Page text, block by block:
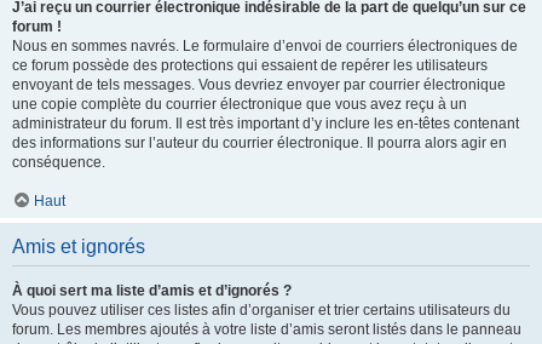
J’ai reçu un courrier électronique indésirable de la part de quelqu’un sur ce
forum !
Nous en sommes navrés. Le formulaire d’envoi de courriers électroniques de
ce forum possède des protections qui essaient de repérer les utilisateurs
envoyant de tels messages. Vous devriez envoyer par courrier électronique
une copie complète du courrier électronique que vous avez reçu à un
administrateur du forum. Il est très important d’y inclure les en-têtes contenant
des informations sur l’auteur du courrier électronique. Il pourra alors agir en
conséquence.
Haut
Amis et ignorés
À quoi sert ma liste d’amis et d’ignorés ?
Vous pouvez utiliser ces listes afin d’organiser et trier certains utilisateurs du
forum. Les membres ajoutés à votre liste d’amis seront listés dans le panneau